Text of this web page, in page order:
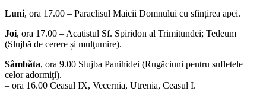
Luni, ora 17.00 – Paraclisul Maicii Domnului cu sfințirea apei.
Joi, ora 17.00 – Acatistul Sf. Spiridon al Trimitundei; Tedeum
(Slujbă de cerere și mulţumire).
Sâmbăta, ora 9.00 Slujba Panihidei (Rugăciuni pentru sufletele
celor adormiţi).
– ora 16.00 Ceasul IX, Vecernia, Utrenia, Ceasul I.